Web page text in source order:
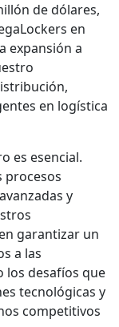
de dólares,
en
expansión a
en logística
es esencial.
procesos
y
garantizar un
a las
los desafíos que
tecnológicas y
competitivos